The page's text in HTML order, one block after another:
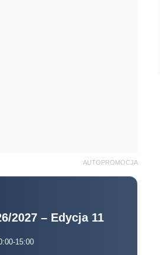
AUTOPROMOCJA
2027 – Edycja 11
15:00